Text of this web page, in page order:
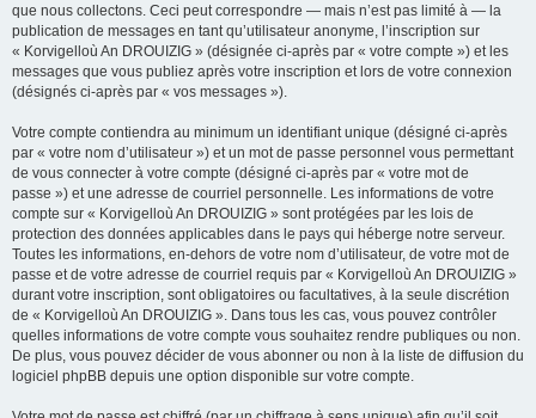
que nous collectons. Ceci peut correspondre — mais n’est pas limité à — la
publication de messages en tant qu’utilisateur anonyme, l’inscription sur
« Korvigelloù An DROUIZIG » (désignée ci-après par « votre compte ») et les
messages que vous publiez après votre inscription et lors de votre connexion
(désignés ci-après par « vos messages »).
Votre compte contiendra au minimum un identifiant unique (désigné ci-après
par « votre nom d’utilisateur ») et un mot de passe personnel vous permettant
de vous connecter à votre compte (désigné ci-après par « votre mot de
passe ») et une adresse de courriel personnelle. Les informations de votre
compte sur « Korvigelloù An DROUIZIG » sont protégées par les lois de
protection des données applicables dans le pays qui héberge notre serveur.
Toutes les informations, en-dehors de votre nom d’utilisateur, de votre mot de
passe et de votre adresse de courriel requis par « Korvigelloù An DROUIZIG »
durant votre inscription, sont obligatoires ou facultatives, à la seule discrétion
de « Korvigelloù An DROUIZIG ». Dans tous les cas, vous pouvez contrôler
quelles informations de votre compte vous souhaitez rendre publiques ou non.
De plus, vous pouvez décider de vous abonner ou non à la liste de diffusion du
logiciel phpBB depuis une option disponible sur votre compte.